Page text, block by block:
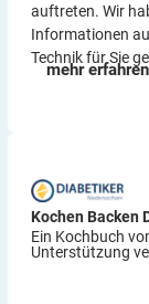
auftreten. Wir
Informationen
Technik für Sie
mehr erfahren
Kochen Backen
Ein Kochbuch
Unterstützung